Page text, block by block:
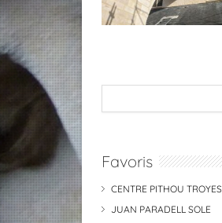
Favoris
CENTRE PITHOU TROYES
JUAN PARADELL SOLE